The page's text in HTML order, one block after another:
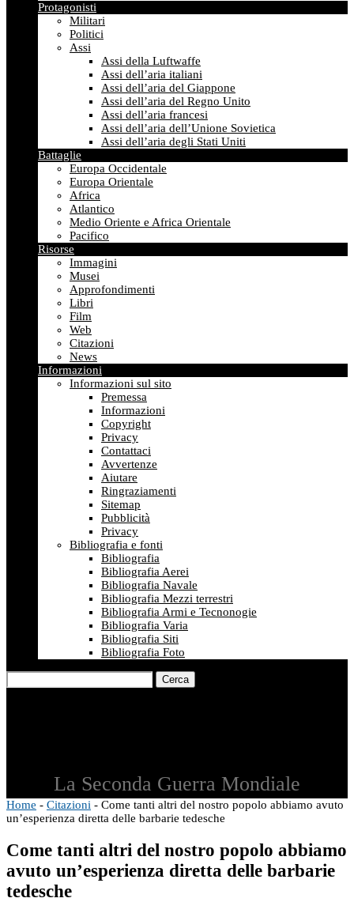
Protagonisti
Militari
Politici
Assi
Assi della Luftwaffe
Assi dell’aria italiani
Assi dell’aria del Giappone
Assi dell’aria del Regno Unito
Assi dell’aria francesi
Assi dell’aria dell’Unione Sovietica
Assi dell’aria degli Stati Uniti
Battaglie
Europa Occidentale
Europa Orientale
Africa
Atlantico
Medio Oriente e Africa Orientale
Pacifico
Risorse
Immagini
Musei
Approfondimenti
Libri
Film
Web
Citazioni
News
Informazioni
Informazioni sul sito
Premessa
Informazioni
Copyright
Privacy
Contattaci
Avvertenze
Aiutare
Ringraziamenti
Sitemap
Pubblicità
Privacy
Bibliografia e fonti
Bibliografia
Bibliografia Aerei
Bibliografia Navale
Bibliografia Mezzi terrestri
Bibliografia Armi e Tecnonogie
Bibliografia Varia
Bibliografia Siti
Bibliografia Foto
Cerca
La Seconda Guerra Mondiale
Home - Citazioni - Come tanti altri del nostro popolo abbiamo avuto
un’esperienza diretta delle barbarie tedesche
Come tanti altri del nostro popolo abbiamo
avuto un’esperienza diretta delle barbarie
tedesche